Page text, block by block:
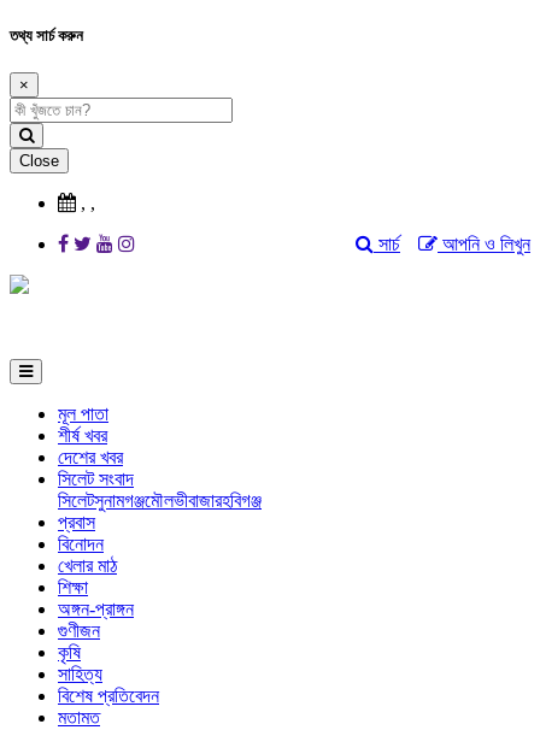
তথ্য সার্চ করুন
×
Close
, ,
আপনি ও লিখুন
সার্চ
মূল পাতা
শীর্ষ খবর
দেশের খবর
সিলেট সংবাদ
সিলেটসুনামগঞ্জমৌলভীবাজারহবিগঞ্জ
প্রবাস
বিনোদন
খেলার মাঠ
শিক্ষা
অঙ্গন-প্রাঙ্গন
গুণীজন
কৃষি
সাহিত্য
বিশেষ প্রতিবেদন
মতামত